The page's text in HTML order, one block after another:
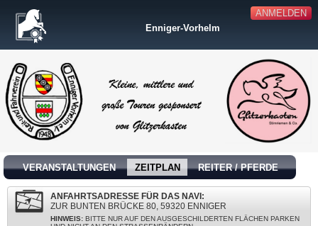
ANMELDEN
Enniger-Vorhelm
VERANSTALTUNGEN ZEITPLAN REITER / PFERDE
ANFAHRTSADRESSE FÜR DAS NAVI:
ZUR BUNTEN BRÜCKE 80, 59320 ENNIGER
HINWEIS: BITTE NUR AUF DEN AUSGESCHILDERTEN FLÄCHEN PARKEN